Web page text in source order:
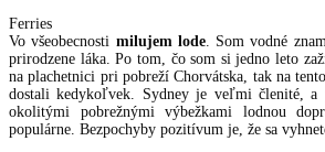
Ferries
Vo všeobecnosti milujem lode. Som vodné
prirodzene láka. Po tom, čo som si jedno leto
na plachetnici pri pobreží Chorvátska, tak na
dostali kedykoľvek. Sydney je veľmi členité, a
okolitými pobrežnými výbežkami lodnou
populárne. Bezpochyby pozitívum je, že sa